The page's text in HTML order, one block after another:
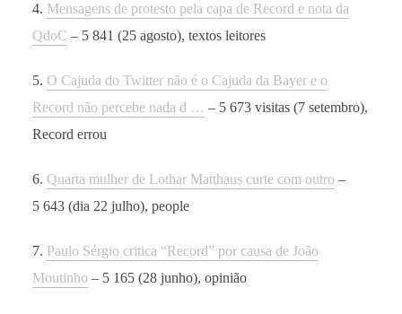
4. Mensagens de protesto pela capa de Record e nota da
QdoC – 5 841 (25 agosto), textos leitores
5. O Cajuda do Twitter não é o Cajuda da Bayer e o
Record não percebe nada d … – 5 673 visitas (7 setembro),
Record errou
6. Quarta mulher de Lothar Matthaus curte com outro –
5 643 (dia 22 julho), people
7. Paulo Sérgio critica “Record” por causa de João
Moutinho – 5 165 (28 junho), opinião